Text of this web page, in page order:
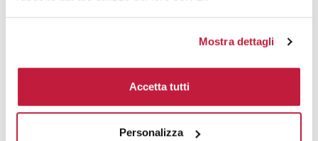
Mostra dettagli
Accetta tutti
Personalizza
Atoll Asciugamano Microfibra, Leggero e Compatto